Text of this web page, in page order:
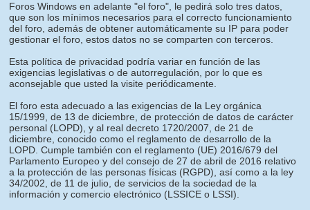
Foros Windows en adelante "el foro", le pedirá solo tres datos,
que son los mínimos necesarios para el correcto funcionamiento
del foro, además de obtener automáticamente su IP para poder
gestionar el foro, estos datos no se comparten con terceros.
Esta política de privacidad podría variar en función de las
exigencias legislativas o de autorregulación, por lo que es
aconsejable que usted la visite periódicamente.
El foro esta adecuado a las exigencias de la Ley orgánica
15/1999, de 13 de diciembre, de protección de datos de carácter
personal (LOPD), y al real decreto 1720/2007, de 21 de
diciembre, conocido como el reglamento de desarrollo de la
LOPD. Cumple también con el reglamento (UE) 2016/679 del
Parlamento Europeo y del consejo de 27 de abril de 2016 relativo
a la protección de las personas físicas (RGPD), así como a la ley
34/2002, de 11 de julio, de servicios de la sociedad de la
información y comercio electrónico (LSSICE o LSSI).